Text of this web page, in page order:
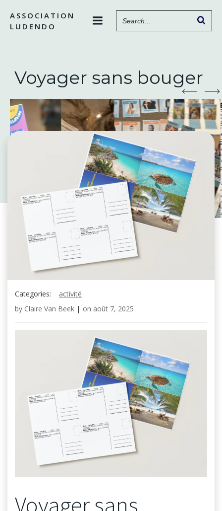
contenu
ASSOCIATION
LUDENDO
Voyager sans bouger
Categories:
activité
by Claire Van Beek | on août 7, 2025
Voyager sans